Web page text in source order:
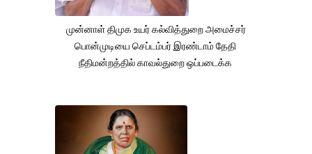
முன்னாள் திமுக உயர் கல்வித்துறை அமைச்சர்
பொன்முடியை செப்டம்பர் இரண்டாம் தேதி
நீதிமன்றத்தில் காவல்துறை ஒப்படைக்க